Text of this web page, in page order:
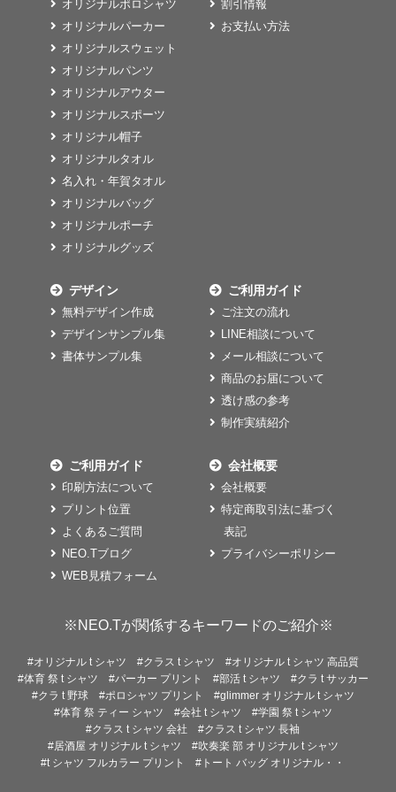
オリジナルポロシャツ
オリジナルパーカー
オリジナルスウェット
オリジナルパンツ
オリジナルアウター
オリジナルスポーツ
オリジナル帽子
オリジナルタオル
名入れ・年賀タオル
オリジナルバッグ
オリジナルポーチ
オリジナルグッズ
割引情報
お支払い方法
デザイン
無料デザイン作成
デザインサンプル集
書体サンプル集
ご利用ガイド
ご注文の流れ
LINE相談について
メール相談について
商品のお届について
透け感の参考
制作実績紹介
ご利用ガイド
印刷方法について
プリント位置
よくあるご質問
NEO.Tブログ
WEB見積フォーム
会社概要
会社概要
特定商取引法に基づく
表記
プライバシーポリシー
※NEO.Tが関係するキーワードのご紹介※
#オリジナル t シャツ #クラス t シャツ
#オリジナル t シャツ 高品質
#体育 祭 t シャツ
#パーカー プリント #部活 t シャツ
#クラ t サッカー
#クラ t 野球
#ポロシャツ プリント
#glimmer オリジナル t シャツ
#体育 祭 ティー シャツ
#会社 t シャツ
#学園 祭 t シャツ
#クラス t シャツ 会社
#クラス t シャツ 長袖
#居酒屋 オリジナル t シャツ
#吹奏楽 部 オリジナル t シャツ
#t シャツ フルカラー プリント
#トート バッグ オリジナル・・